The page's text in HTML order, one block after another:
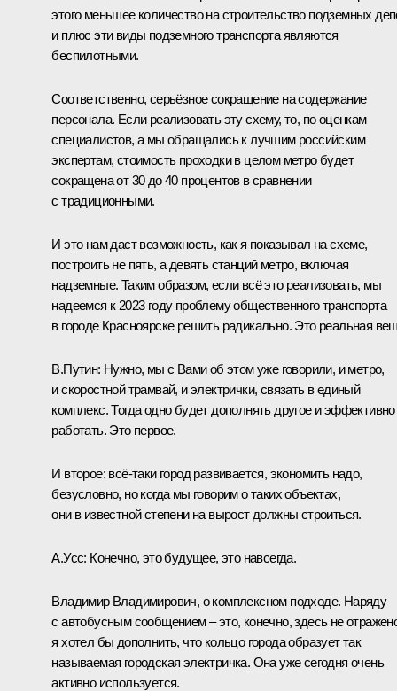
этого меньшее количество на строительство подземных
и плюс эти виды подземного транспорта являются
беспилотными.
Соответственно, серьёзное сокращение на содержание
персонала. Если реализовать эту схему, то, по оценкам
специалистов, а мы обращались к лучшим российским
экспертам, стоимость проходки в целом метро будет
сокращена от 30 до 40 процентов в сравнении
с традиционными.
И это нам даст возможность, как я показывал на схеме,
построить не пять, а девять станций метро, включая
надземные. Таким образом, если всё это реализовать, мы
надеемся к 2023 году проблему общественного транспорта
в городе Красноярске решить радикально. Это реальная
В.Путин: Нужно, мы с Вами об этом уже говорили, и метро,
и скоростной трамвай, и электрички, связать в единый
комплекс. Тогда одно будет дополнять другое и эффективно
работать. Это первое.
И второе: всё‑таки город развивается, экономить надо,
безусловно, но когда мы говорим о таких объектах,
они в известной степени на вырост должны строиться.
А.Усс: Конечно, это будущее, это навсегда.
Владимир Владимирович, о комплексном подходе. Наряду
с автобусным сообщением – это, конечно, здесь не
я хотел бы дополнить, что кольцо города образует так
называемая городская электричка. Она уже сегодня очень
активно используется.